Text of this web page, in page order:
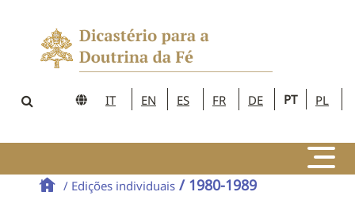
IT EN ES FR DE PT PL
/ Edições individuais / 1980-1989